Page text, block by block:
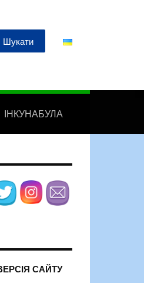
ІНКУНАБУЛА
САЙТУ